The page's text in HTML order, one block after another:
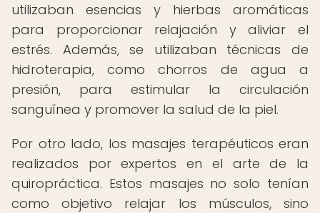
utilizaban esencias y hierbas aromáticas
para proporcionar relajación y aliviar el
estrés. Además, se utilizaban técnicas de
hidroterapia, como chorros de agua a
presión, para estimular la circulación
sanguínea y promover la salud de la piel.
Por otro lado, los masajes terapéuticos eran
realizados por expertos en el arte de la
quiropráctica. Estos masajes no solo tenían
como objetivo relajar los músculos, sino